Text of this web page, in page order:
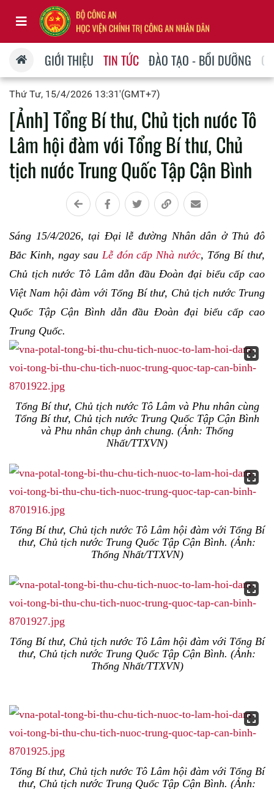
GIỚI THIỆU TIN TỨC ĐÀO TẠO - BỒI DƯỠNG
Thứ Tư, 15/4/2026 13:31'(GMT+7)
[Ảnh] Tổng Bí thư, Chủ tịch nước Tô
Lâm hội đàm với Tổng Bí thư, Chủ
tịch nước Trung Quốc Tập Cận Bình
Sáng 15/4/2026, tại Đại lễ đường Nhân dân ở Thủ đô
Bắc Kinh, ngay sau Lễ đón cấp Nhà nước, Tổng Bí thư,
Chủ tịch nước Tô Lâm dẫn đầu Đoàn đại biểu cấp cao
Việt Nam hội đàm với Tổng Bí thư, Chủ tịch nước Trung
Quốc Tập Cận Bình dẫn đầu Đoàn đại biểu cấp cao
Trung Quốc.
Tổng Bí thư, Chủ tịch nước Tô Lâm và Phu nhân cùng
Tổng Bí thư, Chủ tịch nước Trung Quốc Tập Cận Bình
và Phu nhân chụp ảnh chung. (Ảnh: Thống
Nhất/TTXVN)
Tổng Bí thư, Chủ tịch nước Tô Lâm hội đàm với Tổng Bí
thư, Chủ tịch nước Trung Quốc Tập Cận Bình. (Ảnh:
Thống Nhất/TTXVN)
Tổng Bí thư, Chủ tịch nước Tô Lâm hội đàm với Tổng Bí
thư, Chủ tịch nước Trung Quốc Tập Cận Bình. (Ảnh:
Thống Nhất/TTXVN)
Tổng Bí thư, Chủ tịch nước Tô Lâm hội đàm với Tổng Bí
thư, Chủ tịch nước Trung Quốc Tập Cận Bình. (Ảnh: